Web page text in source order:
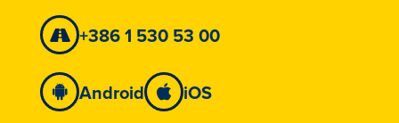
+386 1 530 53 00
Android iOS